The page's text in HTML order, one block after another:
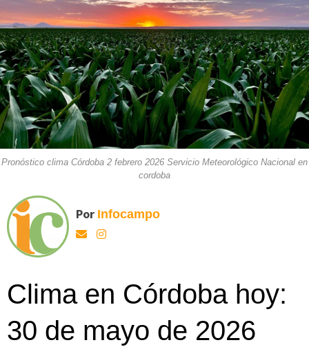
Pronóstico clima Córdoba 2 febrero 2026 Servicio Meteorológico Nacional en
cordoba
Por Infocampo
Clima en Córdoba hoy:
30 de mayo de 2026